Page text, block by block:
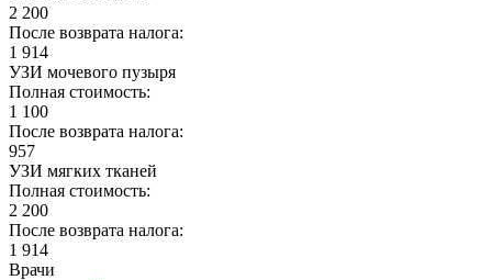
2 200
После возврата налога:
1 914
УЗИ мочевого пузыря
Полная стоимость:
1 100
После возврата налога:
957
УЗИ мягких тканей
Полная стоимость:
2 200
После возврата налога:
1 914
Врачи